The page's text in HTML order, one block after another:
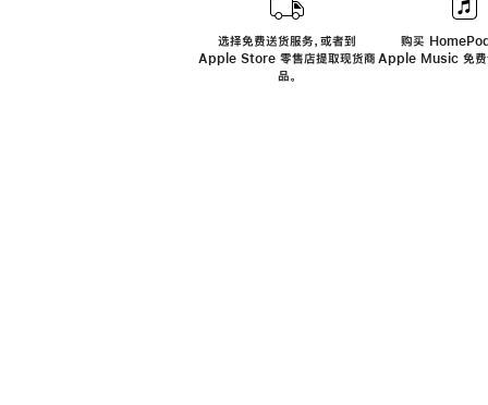
选择免费送货服务，或者到
Apple Store 零售店提取现货商
品。
购买
Apple Music 免费